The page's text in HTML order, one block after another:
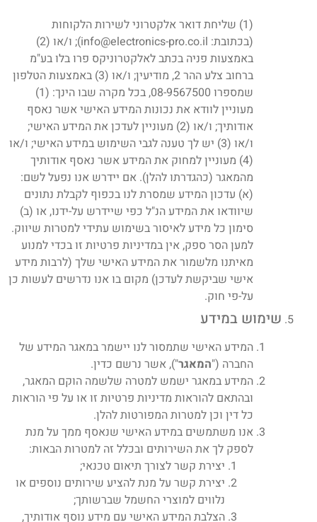
(1) שליחת דואר אלקטרוני לשירות הלקוחות
(בכתובת: info@electronics-pro.co.il); ו/או (2)
באמצעות פניה בכתב לאלקטרוניקס פרו בלו בע"מ
ברחוב צלע ההר 2, מודיעין; ו/או (3) באמצעות הטלפון
שמספרו 08-9567500, בכל מקרה שבו הינך: (1)
מעוניין לוודא את נכונות המידע האישי אשר נאסף
אודותיך; ו/או (2) מעוניין לעדכן את המידע האישי;
ו/או (3) יש לך טענה לגבי השימוש במידע האישי; ו/או
(4) מעוניין למחוק את המידע אשר נאסף אודותיך
מהמאגר (כהגדרתו להלן). אם יידרש אנו נפעל לשם:
(א) עדכון המידע שמסרת לנו בכפוף לקבלת נתונים
שיוודאו את המידע הנ"ל כפי שיידרש על-ידנו, או (ב)
סימון כל מידע לאיסור בשימוש עתידי למטרות שיווק.
למען הסר ספק, אין במדיניות פרטיות זו בכדי למנוע
מאיתנו מלשמור את המידע האישי שלך (לרבות מידע
אישי שביקשת לעדכן) מקום בו אנו נדרשים לעשות כן
על-פי חוק.
שימוש במידע
המידע האישי שתמסור לנו יישמר במאגר המידע של
החברה ("המאגר"), אשר נרשם כדין.
המידע במאגר ישמש למטרה שלשמה הוקם המאגר,
ובהתאם להוראות מדיניות פרטיות זו או על פי הוראות
כל דין וכן למטרות המפורטות להלן.
אנו משתמשים במידע האישי שנאסף ממך על מנת
לספק לך את השירותים ובכלל זה למטרות הבאות:
יצירת קשר לצורך תיאום טכנאי;
יצירת קשר על מנת להציע שירותים נוספים או
נלווים למוצרי החשמל שברשותך;
הצלבת המידע האישי עם מידע נוסף אודותיך,